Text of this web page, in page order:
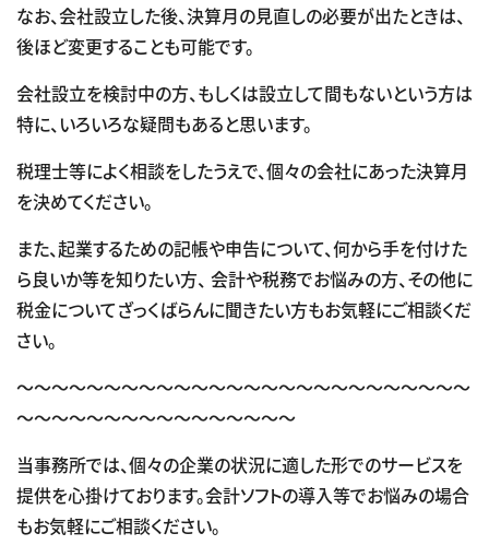
なお、会社設立した後、決算月の見直しの必要が出たときは、
後ほど変更することも可能です。
会社設立を検討中の方、もしくは設立して間もないという方は
特に、いろいろな疑問もあると思います。
税理士等によく相談をしたうえで、個々の会社にあった決算月
を決めてください。
また、起業するための記帳や申告について、何から手を付けた
ら良いか等を知りたい方、 会計や税務でお悩みの方、その他に
税金についてざっくばらんに聞きたい方もお気軽にご相談くだ
さい。
～～～～～～～～～～～～～～～～～～～～～～～～～～
～～～～～～～～～～～～～～～～
当事務所では、個々の企業の状況に適した形でのサービスを
提供を心掛けております。会計ソフトの導入等でお悩みの場合
もお気軽にご相談ください。